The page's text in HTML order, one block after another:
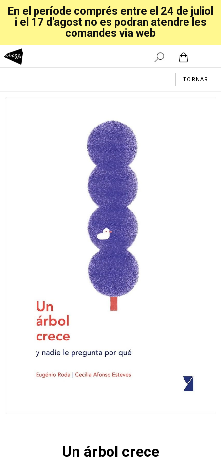
En el període comprés entre el 24 de juliol
i el 17 d'agost no es podran atendre les
comandes via web
TORNAR
Un árbol crece